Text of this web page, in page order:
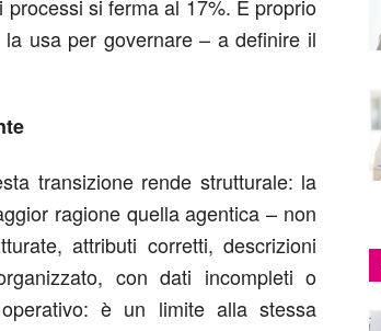
processi si ferma al 17%. È proprio
usa per governare – a definire il
transizione rende strutturale: la
ragione quella agentica – non
attributi corretti, descrizioni
con dati incompleti o
è un limite alla stessa